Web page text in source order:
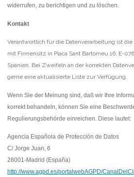
widerrufen, zu berichtigen und zu löschen.
Kontakt
Verantwortlich für die Datenverarbeitung ist die
mit Firmensitz in Placa Sant Bartomeu 16, E-
Spanien. Bei Zweifeln an der korrekten
gerne eine aktualisierte Liste zur Verfügung.
Wenn Sie der Meinung sind, daß wir Ihre
korrekt behandeln, können Sie eine
Regulierungsbehörde einreichen. Diese lautet:
Agencia Española de Protección de Datos
C/ Jorge Juan, 6
28001-Madrid (España)
http://www.agpd.es/portalwebAGPD/